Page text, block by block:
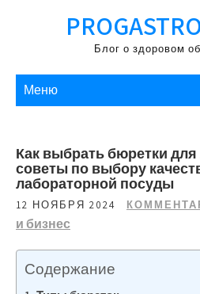
Блог о здоровом
Меню
Как выбрать бюретки
советы по выбору
лабораторной посуды
12 НОЯБРЯ 2024
и бизнес
Содержание